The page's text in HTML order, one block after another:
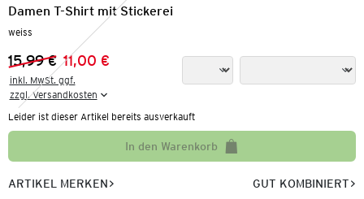
Damen T-Shirt mit Stickerei
weiss
Vorheriger Preis:
15,99 €
Neuer Preis:
11,00 €
inkl. MwSt. ggf.
zzgl. Versandkosten
Leider ist dieser Artikel bereits ausverkauft
In den Warenkorb
ARTIKEL MERKEN GUT KOMBINIERT